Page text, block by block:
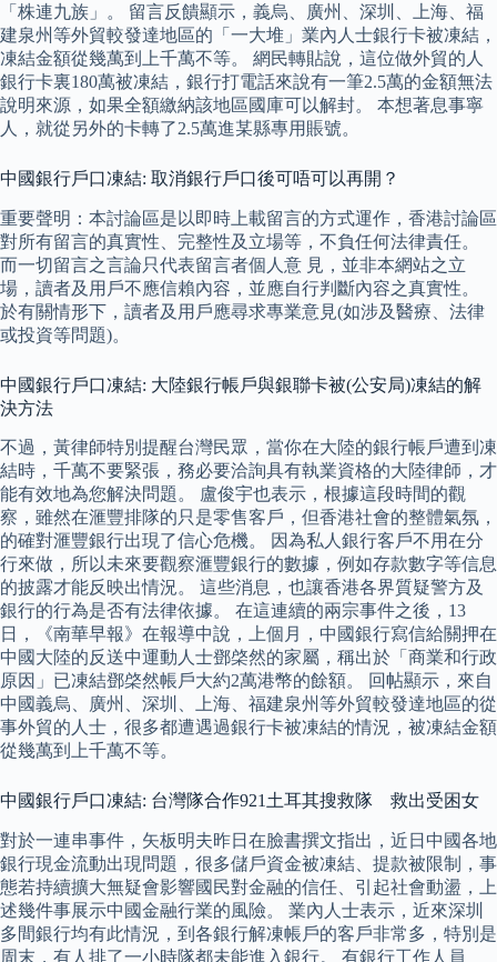
「株連九族」。 留言反饋顯示，義烏、廣州、深圳、上海、福
建泉州等外貿較發達地區的「一大堆」業內人士銀行卡被凍結，
凍結金額從幾萬到上千萬不等。 網民轉貼說，這位做外貿的人
銀行卡裏180萬被凍結，銀行打電話來說有一筆2.5萬的金額無法
說明來源，如果全額繳納該地區國庫可以解封。 本想著息事寧
人，就從另外的卡轉了2.5萬進某縣專用賬號。
中國銀行戶口凍結: 取消銀行戶口後可唔可以再開？
重要聲明：本討論區是以即時上載留言的方式運作，香港討論區
對所有留言的真實性、完整性及立場等，不負任何法律責任。
而一切留言之言論只代表留言者個人意 見，並非本網站之立
場，讀者及用戶不應信賴內容，並應自行判斷內容之真實性。
於有關情形下，讀者及用戶應尋求專業意見(如涉及醫療、法律
或投資等問題)。
中國銀行戶口凍結: 大陸銀行帳戶與銀聯卡被(公安局)凍結的解
決方法
不過，黃律師特別提醒台灣民眾，當你在大陸的銀行帳戶遭到凍
結時，千萬不要緊張，務必要洽詢具有執業資格的大陸律師，才
能有效地為您解決問題。 盧俊宇也表示，根據這段時間的觀
察，雖然在滙豐排隊的只是零售客戶，但香港社會的整體氣氛，
的確對滙豐銀行出現了信心危機。 因為私人銀行客戶不用在分
行來做，所以未來要觀察滙豐銀行的數據，例如存款數字等信息
的披露才能反映出情況。 這些消息，也讓香港各界質疑警方及
銀行的行為是否有法律依據。 在這連續的兩宗事件之後，13
日，《南華早報》在報導中說，上個月，中國銀行寫信給關押在
中國大陸的反送中運動人士鄧棨然的家屬，稱出於「商業和行政
原因」已凍結鄧棨然帳戶大約2萬港幣的餘額。 回帖顯示，來自
中國義烏、廣州、深圳、上海、福建泉州等外貿較發達地區的從
事外貿的人士，很多都遭遇過銀行卡被凍結的情況，被凍結金額
從幾萬到上千萬不等。
中國銀行戶口凍結: 台灣隊合作921土耳其搜救隊 救出受困女
對於一連串事件，矢板明夫昨日在臉書撰文指出，近日中國各地
銀行現金流動出現問題，很多儲戶資金被凍結、提款被限制，事
態若持續擴大無疑會影響國民對金融的信任、引起社會動盪，上
述幾件事展示中國金融行業的風險。 業內人士表示，近來深圳
多間銀行均有此情況，到各銀行解凍帳戶的客戶非常多，特別是
周末，有人排了一小時隊都未能進入銀行。 有銀行工作人員